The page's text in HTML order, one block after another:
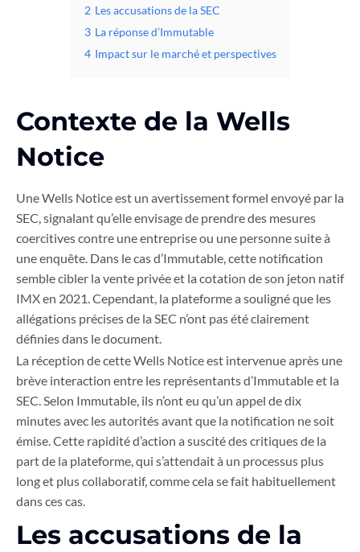
2 Les accusations de la SEC
3 La réponse d’Immutable
4 Impact sur le marché et perspectives
Contexte de la Wells
Notice
Une Wells Notice est un avertissement formel envoyé par la
SEC, signalant qu’elle envisage de prendre des mesures
coercitives contre une entreprise ou une personne suite à
une enquête. Dans le cas d’Immutable, cette notification
semble cibler la vente privée et la cotation de son jeton natif
IMX en 2021. Cependant, la plateforme a souligné que les
allégations précises de la SEC n’ont pas été clairement
définies dans le document.
La réception de cette Wells Notice est intervenue après une
brève interaction entre les représentants d’Immutable et la
SEC. Selon Immutable, ils n’ont eu qu’un appel de dix
minutes avec les autorités avant que la notification ne soit
émise. Cette rapidité d’action a suscité des critiques de la
part de la plateforme, qui s’attendait à un processus plus
long et plus collaboratif, comme cela se fait habituellement
dans ces cas.
Les accusations de la